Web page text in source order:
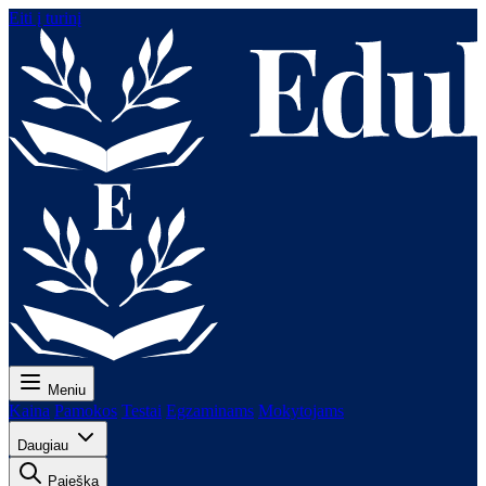
Eiti į turinį
Meniu
Kaina Pamokos Testai Egzaminams Mokytojams
Daugiau
Paieška